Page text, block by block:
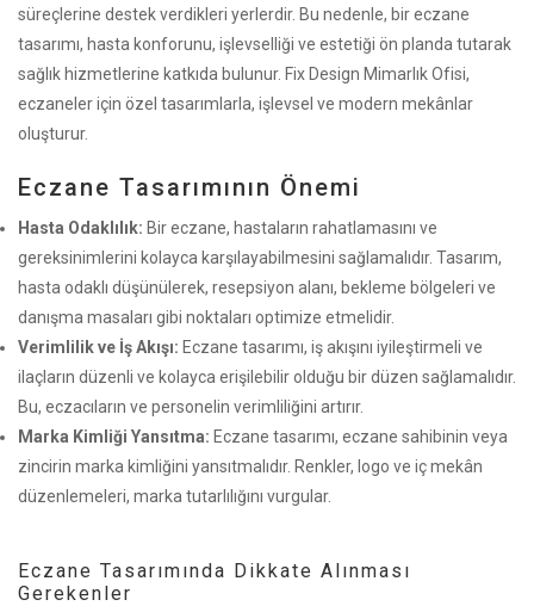
süreçlerine destek verdikleri yerlerdir. Bu nedenle, bir eczane
tasarımı, hasta konforunu, işlevselliği ve estetiği ön planda tutarak
sağlık hizmetlerine katkıda bulunur. Fix Design Mimarlık Ofisi,
eczaneler için özel tasarımlarla, işlevsel ve modern mekânlar
oluşturur.
Eczane Tasarımının Önemi
Hasta Odaklılık: Bir eczane, hastaların rahatlamasını ve
gereksinimlerini kolayca karşılayabilmesini sağlamalıdır. Tasarım,
hasta odaklı düşünülerek, resepsiyon alanı, bekleme bölgeleri ve
danışma masaları gibi noktaları optimize etmelidir.
Verimlilik ve İş Akışı: Eczane tasarımı, iş akışını iyileştirmeli ve
ilaçların düzenli ve kolayca erişilebilir olduğu bir düzen sağlamalıdır.
Bu, eczacıların ve personelin verimliliğini artırır.
Marka Kimliği Yansıtma: Eczane tasarımı, eczane sahibinin veya
zincirin marka kimliğini yansıtmalıdır. Renkler, logo ve iç mekân
düzenlemeleri, marka tutarlılığını vurgular.
Eczane Tasarımında Dikkate Alınması
Gerekenler